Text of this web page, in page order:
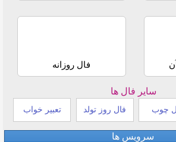
فال روزانه
سایر فال ها
چوب فال روز تولد تعبیر خواب
سرویس ها